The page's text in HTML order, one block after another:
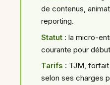
de contenus,
reporting.
Statut : la micro-
courante pour
Tarifs : TJM,
selon ses charges